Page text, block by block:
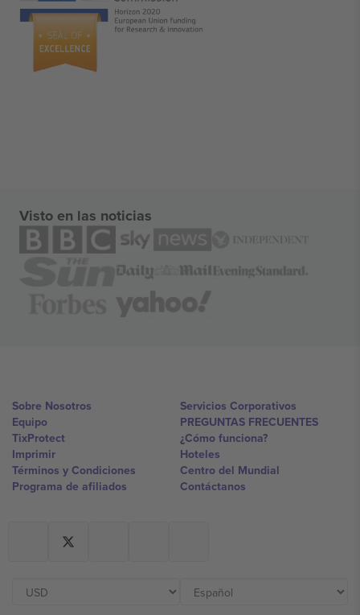
Visto en las noticias
Sobre Nosotros
Equipo
TixProtect
Imprimir
Términos y Condiciones
Programa de afiliados
Servicios Corporativos
PREGUNTAS FRECUENTES
¿Cómo funciona?
Hoteles
Centro del Mundial
Contáctanos